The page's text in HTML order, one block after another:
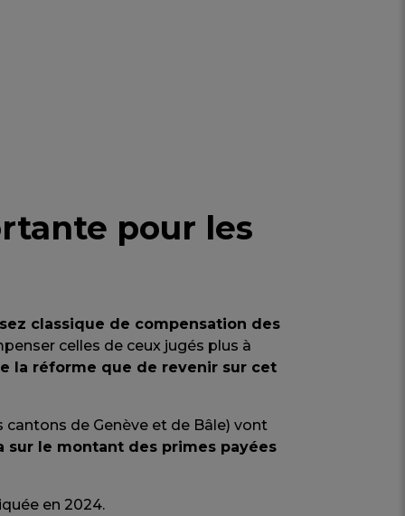
pour les
classique de compensation des
celles de ceux jugés plus à
la réforme que de revenir sur cet
de Genève et de Bâle) vont
sur le montant des primes payées
en 2024.